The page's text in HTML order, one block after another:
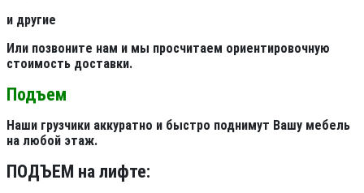
и другие
Или позвоните нам и мы просчитаем ориентировочную
стоимость доставки.
Подъем
Наши грузчики аккуратно и быстро поднимут Вашу мебель
на любой этаж.
ПОДЪЕМ на лифте: